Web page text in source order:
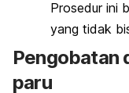
Prosedur ini
yang tidak
Pengobatan
paru